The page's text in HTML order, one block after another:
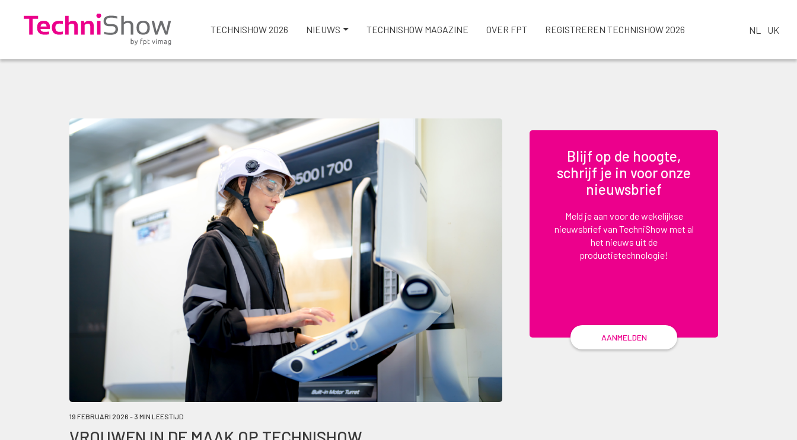
TECHNISHOW 2026 NIEUWS TECHNISHOW MAGAZINE OVER FPT REGISTREREN TECHNISHOW 2026 NL UK
19 FEBRUARI 2026 - 3 MIN LEESTIJD
Blijf op de hoogte,
schrijf je in voor onze
nieuwsbrief
Meld je aan voor de wekelijkse
nieuwsbrief van TechniShow met al
het nieuws uit de
productietechnologie!
AANMELDEN